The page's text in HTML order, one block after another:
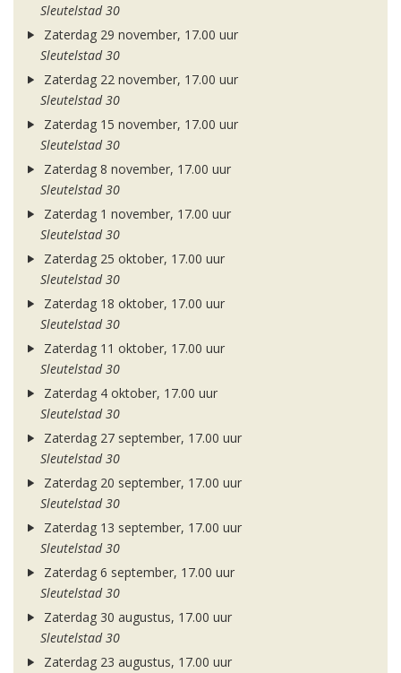
Sleutelstad 30
Zaterdag 29 november, 17.00 uur
Sleutelstad 30
Zaterdag 22 november, 17.00 uur
Sleutelstad 30
Zaterdag 15 november, 17.00 uur
Sleutelstad 30
Zaterdag 8 november, 17.00 uur
Sleutelstad 30
Zaterdag 1 november, 17.00 uur
Sleutelstad 30
Zaterdag 25 oktober, 17.00 uur
Sleutelstad 30
Zaterdag 18 oktober, 17.00 uur
Sleutelstad 30
Zaterdag 11 oktober, 17.00 uur
Sleutelstad 30
Zaterdag 4 oktober, 17.00 uur
Sleutelstad 30
Zaterdag 27 september, 17.00 uur
Sleutelstad 30
Zaterdag 20 september, 17.00 uur
Sleutelstad 30
Zaterdag 13 september, 17.00 uur
Sleutelstad 30
Zaterdag 6 september, 17.00 uur
Sleutelstad 30
Zaterdag 30 augustus, 17.00 uur
Sleutelstad 30
Zaterdag 23 augustus, 17.00 uur